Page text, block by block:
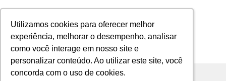
Utilizamos cookies para oferecer melhor
experiência, melhorar o desempenho, analisar
como você interage em nosso site e
personalizar conteúdo. Ao utilizar este site, você
concorda com o uso de cookies.
Utilizamos cookies para oferecer melhor
experiência, melhorar o desempenho, analisar
como você interage em nosso site e
personalizar conteúdo. Ao utilizar este site, você
concorda com o uso de cookies.
MENU